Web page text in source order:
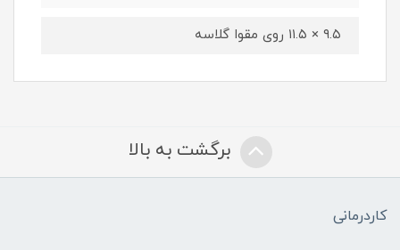
۹.۵ × ۱۱.۵ روی مقوا گلاسه
برگشت به بالا
کاردرمانی